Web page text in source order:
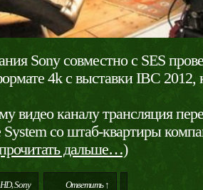
Sony совместно с SES
4k с выставки IBC 2012,
видео каналу трансляция
со штаб-квартиры
дальше…)
,Sony Ответить ↑